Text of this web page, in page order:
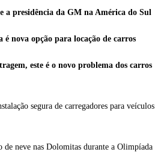
a presidência da GM na América do Sul
nova opção para locação de carros
este é o novo problema dos carros
segura de carregadores para veículos
de neve nas Dolomitas durante a Olimpíada